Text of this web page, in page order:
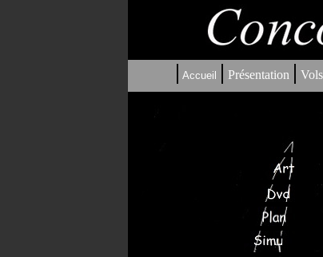
| Accueil | Présentation |